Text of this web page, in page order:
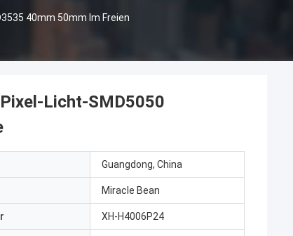
40mm 50mm Im Freien
Licht-SMD5050
Guangdong, China
Miracle Bean
XH-H4006P24